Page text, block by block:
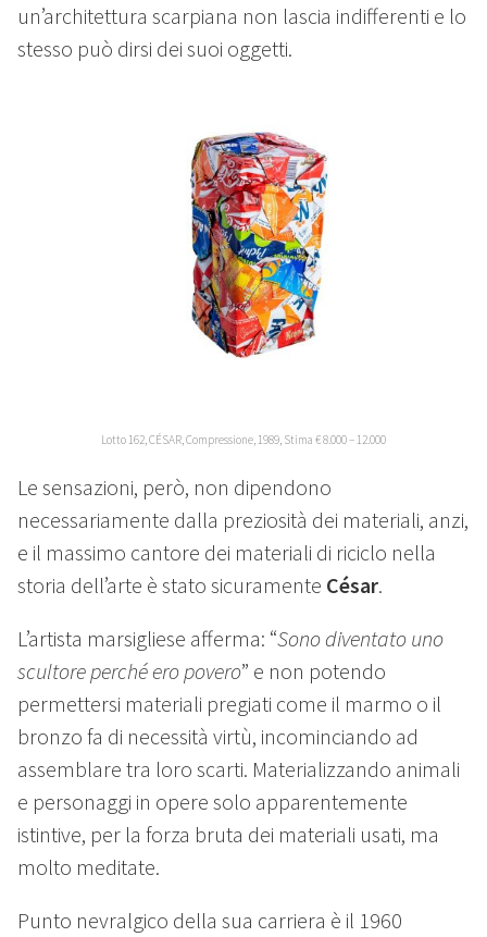
un’architettura scarpiana non lascia indifferenti e lo
stesso può dirsi dei suoi oggetti.
Lotto 162, CÉSAR, Compressione, 1989, Stima € 8.000 – 12.000
Le sensazioni, però, non dipendono
necessariamente dalla preziosità dei materiali, anzi,
e il massimo cantore dei materiali di riciclo nella
storia dell’arte è stato sicuramente César.
L’artista marsigliese afferma: “Sono diventato uno
scultore perché ero povero” e non potendo
permettersi materiali pregiati come il marmo o il
bronzo fa di necessità virtù, incominciando ad
assemblare tra loro scarti. Materializzando animali
e personaggi in opere solo apparentemente
istintive, per la forza bruta dei materiali usati, ma
molto meditate.
Punto nevralgico della sua carriera è il 1960